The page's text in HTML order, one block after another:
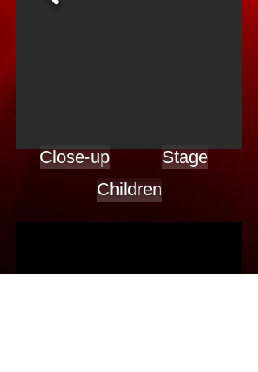
Close-up
Stage
Children